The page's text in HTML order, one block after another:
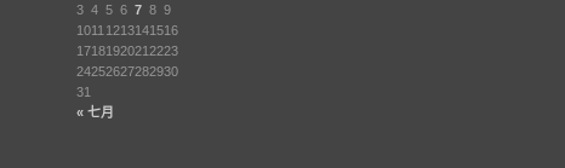
« 七月
3 4 5 6 7 8 9
1011 1213141516
1718192021 2223
24252627282930
31